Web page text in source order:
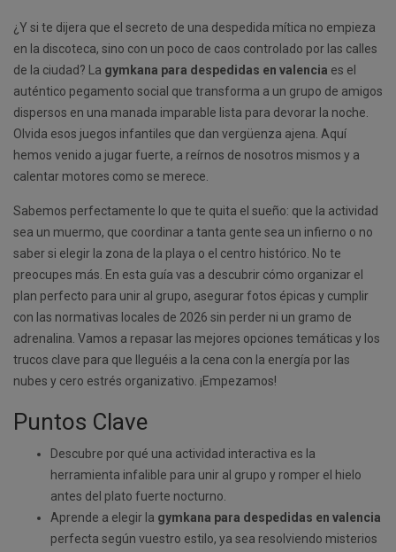
¿Y si te dijera que el secreto de una despedida mítica no empieza
en la discoteca, sino con un poco de caos controlado por las calles
de la ciudad? La gymkana para despedidas en valencia es el
auténtico pegamento social que transforma a un grupo de amigos
dispersos en una manada imparable lista para devorar la noche.
Olvida esos juegos infantiles que dan vergüenza ajena. Aquí
hemos venido a jugar fuerte, a reírnos de nosotros mismos y a
calentar motores como se merece.
Sabemos perfectamente lo que te quita el sueño: que la actividad
sea un muermo, que coordinar a tanta gente sea un infierno o no
saber si elegir la zona de la playa o el centro histórico. No te
preocupes más. En esta guía vas a descubrir cómo organizar el
plan perfecto para unir al grupo, asegurar fotos épicas y cumplir
con las normativas locales de 2026 sin perder ni un gramo de
adrenalina. Vamos a repasar las mejores opciones temáticas y los
trucos clave para que lleguéis a la cena con la energía por las
nubes y cero estrés organizativo. ¡Empezamos!
Puntos Clave
Descubre por qué una actividad interactiva es la
herramienta infalible para unir al grupo y romper el hielo
antes del plato fuerte nocturno.
Aprende a elegir la gymkana para despedidas en valencia
perfecta según vuestro estilo, ya sea resolviendo misterios